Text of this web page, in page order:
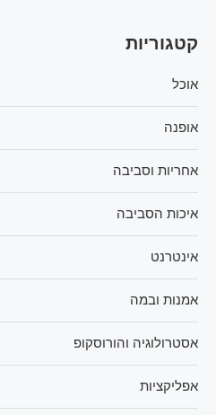
קטגוריות
אוכל
אופנה
אחריות וסביבה
איכות הסביבה
אינטרנט
אמנות ובמה
אסטרולוגיה והורוסקופ
אפליקציות